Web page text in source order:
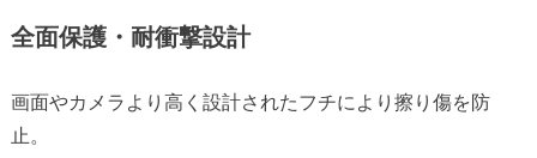
全面保護・耐衝撃設計
画面やカメラより高く設計されたフチにより擦り傷を防
止。